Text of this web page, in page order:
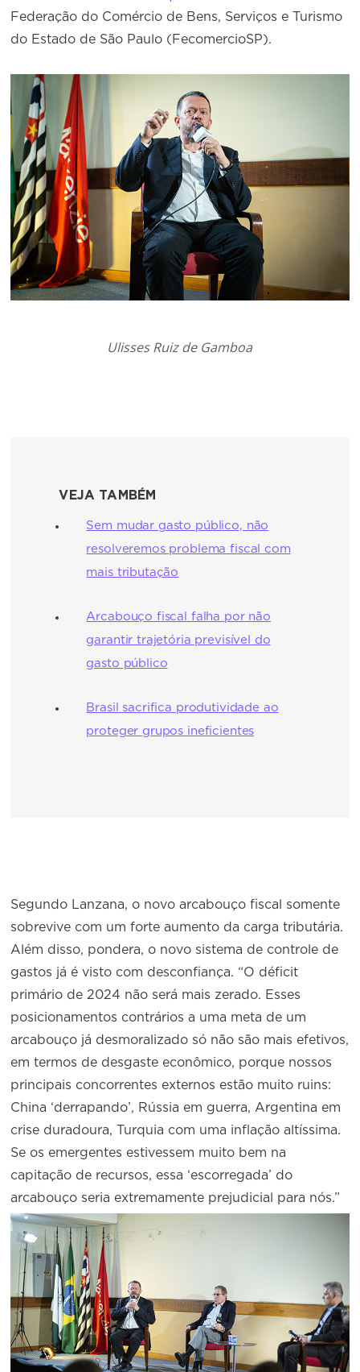
Federação do Comércio de Bens, Serviços e Turismo
do Estado de São Paulo (FecomercioSP).
Ulisses Ruiz de Gamboa
VEJA TAMBÉM
Sem mudar gasto público, não
resolveremos problema fiscal com
mais tributação
Arcabouço fiscal falha por não
garantir trajetória previsível do
gasto público
Brasil sacrifica produtividade ao
proteger grupos ineficientes
Segundo Lanzana, o novo arcabouço fiscal somente
sobrevive com um forte aumento da carga tributária.
Além disso, pondera, o novo sistema de controle de
gastos já é visto com desconfiança. “O déficit
primário de 2024 não será mais zerado. Esses
posicionamentos contrários a uma meta de um
arcabouço já desmoralizado só não são mais efetivos,
em termos de desgaste econômico, porque nossos
principais concorrentes externos estão muito ruins:
China ‘derrapando’, Rússia em guerra, Argentina em
crise duradoura, Turquia com uma inflação altíssima.
Se os emergentes estivessem muito bem na
capitação de recursos, essa ‘escorregada’ do
arcabouço seria extremamente prejudicial para nós.”